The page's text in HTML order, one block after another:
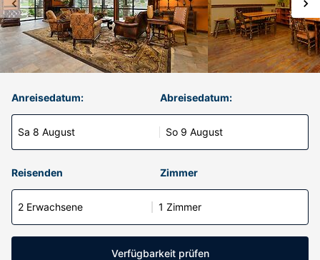
Anreisedatum:
Sa 8 August
Abreisedatum:
So 9 August
Reisenden Zimmer
2 Erwachsene 1 Zimmer
Verfügbarkeit prüfen